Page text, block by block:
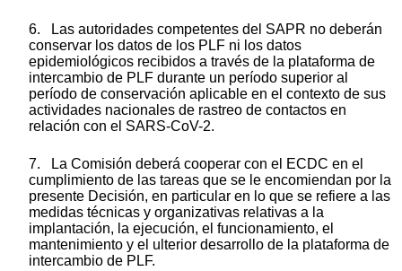
6. Las autoridades competentes del SAPR no deberán
conservar los datos de los PLF ni los datos
epidemiológicos recibidos a través de la plataforma de
intercambio de PLF durante un período superior al
período de conservación aplicable en el contexto de sus
actividades nacionales de rastreo de contactos en
relación con el SARS-CoV-2.
7. La Comisión deberá cooperar con el ECDC en el
cumplimiento de las tareas que se le encomiendan por la
presente Decisión, en particular en lo que se refiere a las
medidas técnicas y organizativas relativas a la
implantación, la ejecución, el funcionamiento, el
mantenimiento y el ulterior desarrollo de la plataforma de
intercambio de PLF.